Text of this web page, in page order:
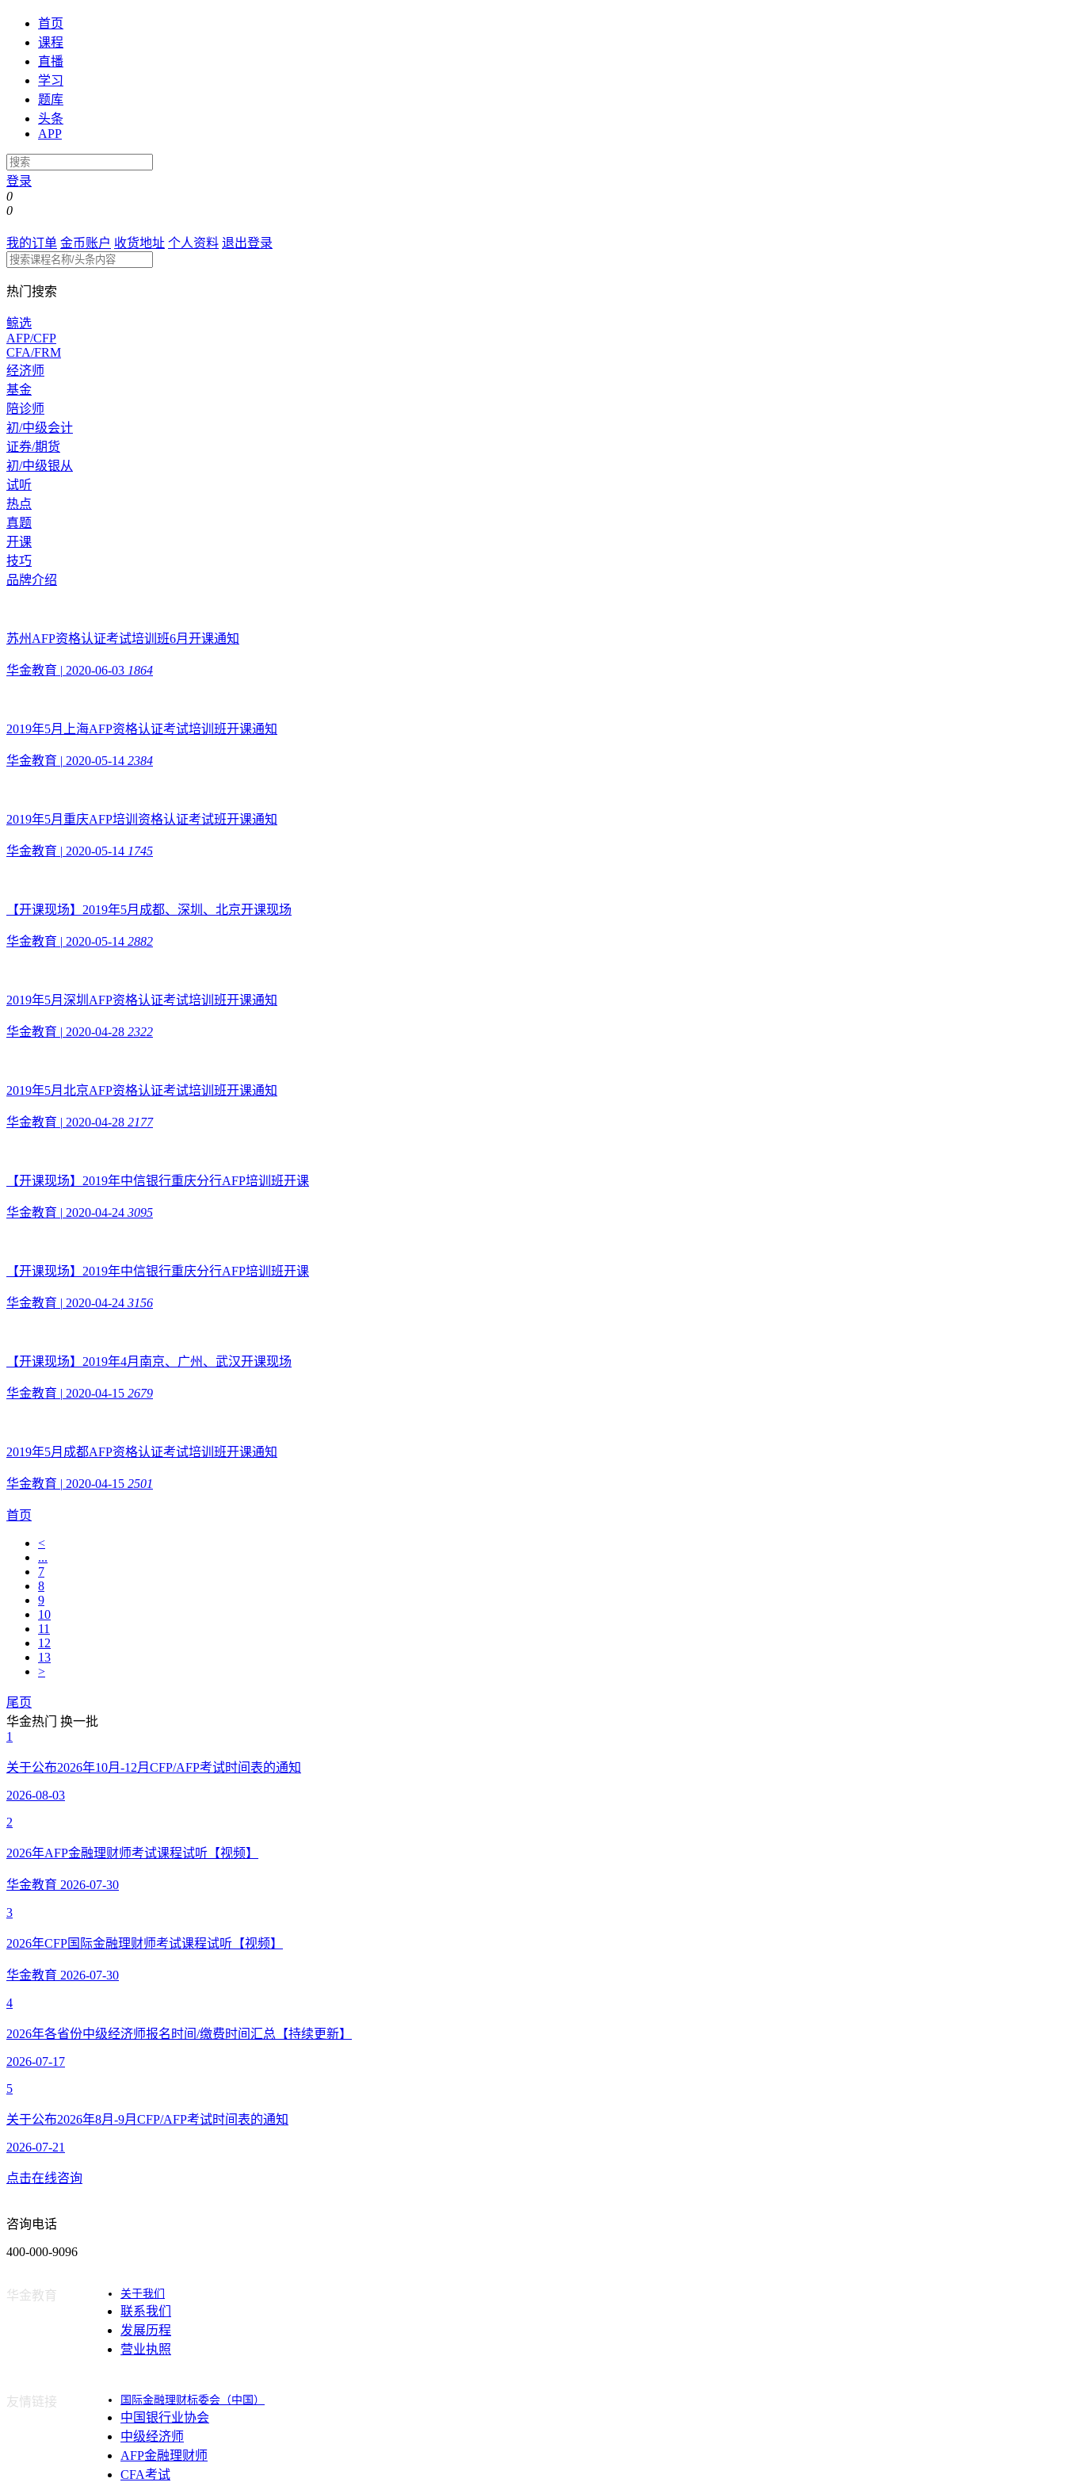
首页
课程
直播
学习
题库
头条
APP
登录
0
0
我的订单 金币账户 收货地址 个人资料 退出登录
热门搜索
鲸选
AFP/CFP
CFA/FRM
经济师
基金
陪诊师
初/中级会计
证券/期货
初/中级银从
试听
热点
真题
开课
技巧
品牌介绍
苏州AFP资格认证考试培训班6月开课通知
华金教育 | 2020-06-03 1864
2019年5月上海AFP资格认证考试培训班开课通知
华金教育 | 2020-05-14 2384
2019年5月重庆AFP培训资格认证考试班开课通知
华金教育 | 2020-05-14 1745
【开课现场】2019年5月成都、深圳、北京开课现场
华金教育 | 2020-05-14 2882
2019年5月深圳AFP资格认证考试培训班开课通知
华金教育 | 2020-04-28 2322
2019年5月北京AFP资格认证考试培训班开课通知
华金教育 | 2020-04-28 2177
【开课现场】2019年中信银行重庆分行AFP培训班开课
华金教育 | 2020-04-24 3095
【开课现场】2019年中信银行重庆分行AFP培训班开课
华金教育 | 2020-04-24 3156
【开课现场】2019年4月南京、广州、武汉开课现场
华金教育 | 2020-04-15 2679
2019年5月成都AFP资格认证考试培训班开课通知
华金教育 | 2020-04-15 2501
首页
<
...
7
8
9
10
11
12
13
>
尾页
华金热门
换一批
1
关于公布2026年10月-12月CFP/AFP考试时间表的通知
2026-08-03
2
2026年AFP金融理财师考试课程试听【视频】
华金教育 2026-07-30
3
2026年CFP国际金融理财师考试课程试听【视频】
华金教育 2026-07-30
4
2026年各省份中级经济师报名时间/缴费时间汇总【持续更新】
2026-07-17
5
关于公布2026年8月-9月CFP/AFP考试时间表的通知
2026-07-21
点击在线咨询
咨询电话
400-000-9096
华金教育 关于我们
联系我们
发展历程
营业执照
友情链接 国际金融理财标委会（中国）
中国银行业协会
中级经济师
AFP金融理财师
CFA考试